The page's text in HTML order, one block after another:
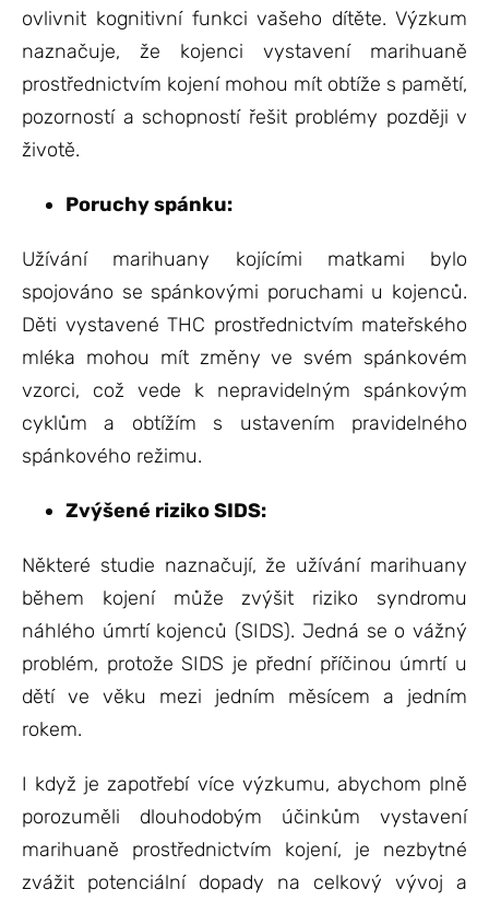
ovlivnit kognitivní funkci vašeho dítěte. Výzkum
naznačuje, že kojenci vystavení marihuaně
prostřednictvím kojení mohou mít obtíže s pamětí,
pozorností a schopností řešit problémy později v
životě.
Poruchy spánku:
Užívání marihuany kojícími matkami bylo
spojováno se spánkovými poruchami u kojenců.
Děti vystavené THC prostřednictvím mateřského
mléka mohou mít změny ve svém spánkovém
vzorci, což vede k nepravidelným spánkovým
cyklům a obtížím s ustavením pravidelného
spánkového režimu.
Zvýšené riziko SIDS:
Některé studie naznačují, že užívání marihuany
během kojení může zvýšit riziko syndromu
náhlého úmrtí kojenců (SIDS). Jedná se o vážný
problém, protože SIDS je přední příčinou úmrtí u
dětí ve věku mezi jedním měsícem a jedním
rokem.
I když je zapotřebí více výzkumu, abychom plně
porozuměli dlouhodobým účinkům vystavení
marihuaně prostřednictvím kojení, je nezbytné
zvážit potenciální dopady na celkový vývoj a